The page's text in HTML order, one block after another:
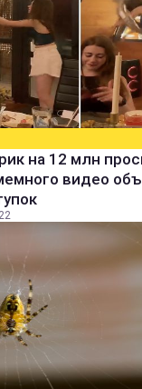
на 12 млн
видео